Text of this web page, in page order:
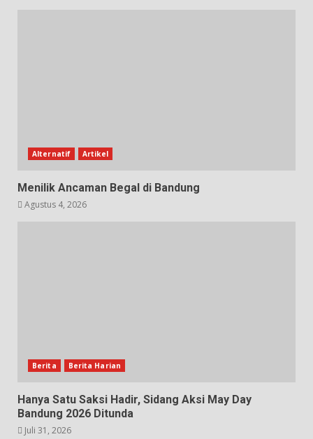
Alternatif Artikel
Menilik Ancaman Begal di Bandung
Agustus 4, 2026
Berita Berita Harian
Hanya Satu Saksi Hadir, Sidang Aksi May Day
Bandung 2026 Ditunda
Juli 31, 2026